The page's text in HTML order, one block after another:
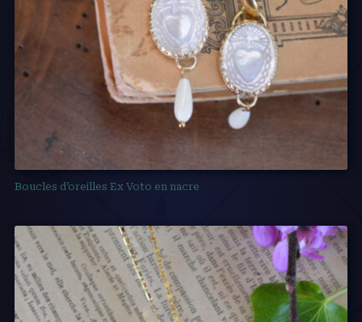
Boucles d’oreilles Ex Voto en nacre